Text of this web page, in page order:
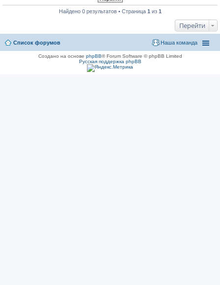
Найдено 0 результатов • Страница 1 из 1
Перейти
Список форумов Наша команда
Создано на основе phpBB® Forum Software © phpBB Limited
Русская поддержка phpBB